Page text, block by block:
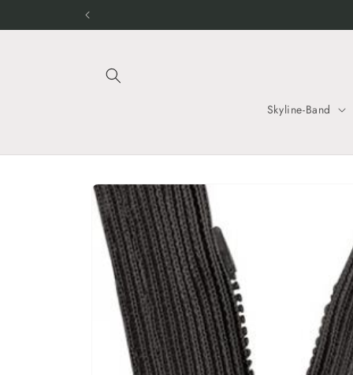
Inhalt
Skyline-Band
Zu
Produktinformationen
springen